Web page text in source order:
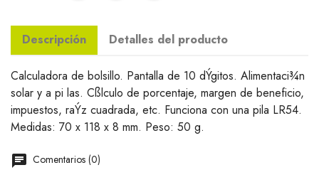
Descripción Detalles del producto
Calculadora de bolsillo. Pantalla de 10 dÝgitos. Alimentaci¾n
solar y a pi las. Cßlculo de porcentaje, margen de beneficio,
impuestos, raÝz cuadrada, etc. Funciona con una pila LR54.
Medidas: 70 x 118 x 8 mm. Peso: 50 g.
Comentarios (0)